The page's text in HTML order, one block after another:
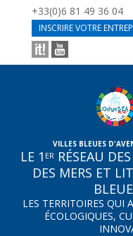
+33(0)6 81 49 36 04
INSCRIRE VOTRE
VILLES BLEUES
LE 1 ER RÉSEAU
DES MERS ET
LES TERRITOIRES QUI
ÉCOLOGIQUES,